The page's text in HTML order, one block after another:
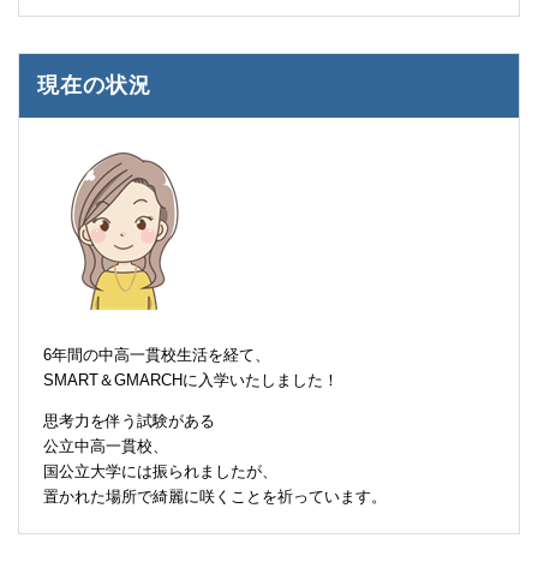
現在の状況
6年間の中高一貫校生活を経て、
SMART＆GMARCHに入学いたしました！
思考力を伴う試験がある
公立中高一貫校、
国公立大学には振られましたが、
置かれた場所で綺麗に咲くことを祈っています。